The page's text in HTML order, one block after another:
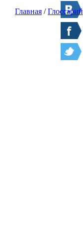
Главная /Глоссарий